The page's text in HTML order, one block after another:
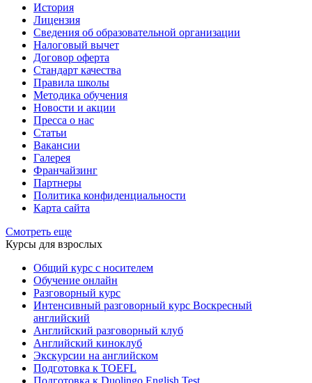
История
Лицензия
Сведения об образовательной организации
Налоговый вычет
Договор оферта
Стандарт качества
Правила школы
Методика обучения
Новости и акции
Пресса о нас
Статьи
Вакансии
Галерея
Франчайзинг
Партнеры
Политика конфиденциальности
Карта сайта
Смотреть еще
Курсы для взрослых
Общий курс с носителем
Обучение онлайн
Разговорный курс
Интенсивный разговорный курс Воскресный
английский
Английский разговорный клуб
Английский киноклуб
Экскурсии на английском
Подготовка к TOEFL
Подготовка к Duolingo English Test